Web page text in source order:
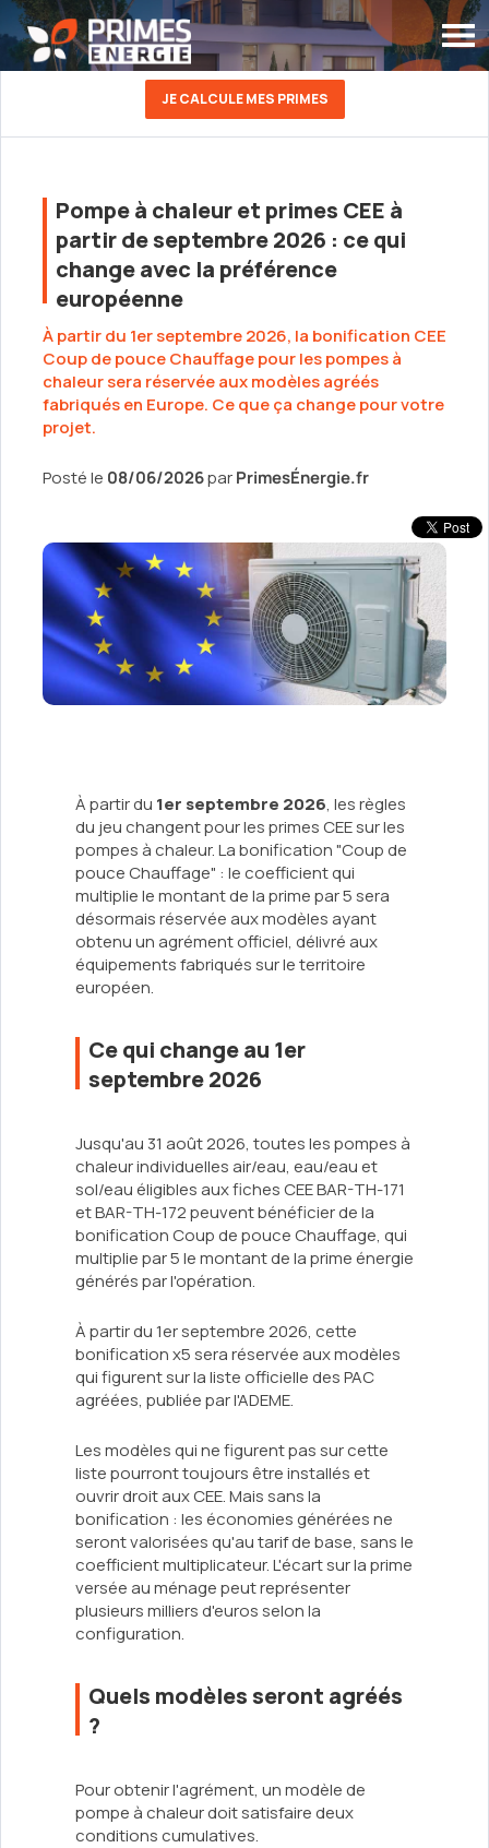
JE CALCULE MES PRIMES
Pompe à chaleur et primes CEE à
partir de septembre 2026 : ce qui
change avec la préférence
européenne
À partir du 1er septembre 2026, la bonification CEE
Coup de pouce Chauffage pour les pompes à
chaleur sera réservée aux modèles agréés
fabriqués en Europe. Ce que ça change pour votre
projet.
Posté le 08/06/2026parPrimesÉnergie.fr
À partir du 1er septembre 2026, les règles
du jeu changent pour les primes CEE sur les
pompes à chaleur. La bonification "Coup de
pouce Chauffage" : le coefficient qui
multiplie le montant de la prime par 5 sera
désormais réservée aux modèles ayant
obtenu un agrément officiel, délivré aux
équipements fabriqués sur le territoire
européen.
Ce qui change au 1er
septembre 2026
Jusqu'au 31 août 2026, toutes les pompes à
chaleur individuelles air/eau, eau/eau et
sol/eau éligibles aux fiches CEE BAR-TH-171
et BAR-TH-172 peuvent bénéficier de la
bonification Coup de pouce Chauffage, qui
multiplie par 5 le montant de la prime énergie
générés par l'opération.
À partir du 1er septembre 2026, cette
bonification x5 sera réservée aux modèles
qui figurent sur la liste officielle des PAC
agréées, publiée par l'ADEME.
Les modèles qui ne figurent pas sur cette
liste pourront toujours être installés et
ouvrir droit aux CEE. Mais sans la
bonification : les économies générées ne
seront valorisées qu'au tarif de base, sans le
coefficient multiplicateur. L'écart sur la prime
versée au ménage peut représenter
plusieurs milliers d'euros selon la
configuration.
Quels modèles seront agréés
?
Pour obtenir l'agrément, un modèle de
pompe à chaleur doit satisfaire deux
conditions cumulatives.